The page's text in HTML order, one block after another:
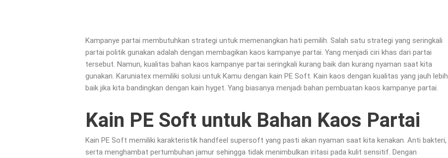
Kampanye partai membutuhkan strategi untuk memenangkan hati pemilih. Salah satu strategi yang seringkali
partai politik gunakan adalah dengan membagikan kaos kampanye partai. Yang menjadi ciri khas dari partai
tersebut. Namun, kualitas bahan kaos kampanye partai seringkali kurang baik dan kurang nyaman saat kita
gunakan. Karuniatex memiliki solusi untuk Kamu dengan kain PE Soft. Kain kaos dengan kualitas yang jauh lebih
baik jika kita bandingkan dengan kain hyget. Yang biasanya menjadi bahan pembuatan kaos kampanye partai.
Kain PE Soft untuk Bahan Kaos Partai
Kain PE Soft memiliki karakteristik handfeel supersoft yang pasti akan nyaman saat kita kenakan. Anti bakteri,
serta menghambat pertumbuhan jamur sehingga tidak menimbulkan iritasi pada kulit sensitif. Dengan